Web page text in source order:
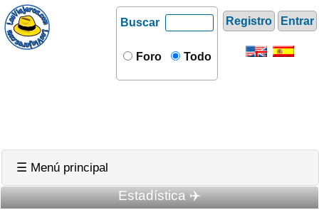
Registro Entrar
Buscar
Foro Todo
☰ Menú principal
Estadística ✈️